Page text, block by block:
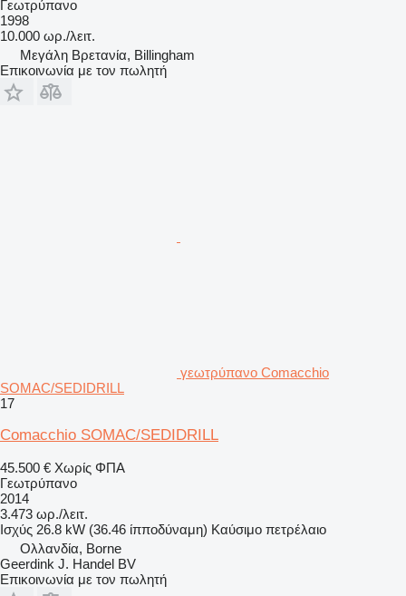
Γεωτρύπανο
1998
10.000 ωρ./λειτ.
Μεγάλη Βρετανία, Billingham
Επικοινωνία με τον πωλητή
γεωτρύπανο Comacchio
SOMAC/SEDIDRILL
17
Comacchio SOMAC/SEDIDRILL
45.500 € Χωρίς ΦΠΑ
Γεωτρύπανο
2014
3.473 ωρ./λειτ.
Ισχύς 26.8 kW (36.46 ίπποδύναμη) Καύσιμο πετρέλαιο
Ολλανδία, Borne
Geerdink J. Handel BV
Επικοινωνία με τον πωλητή